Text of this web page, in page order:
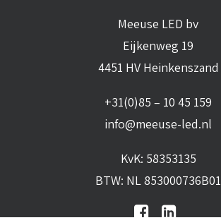
Meeuse LED bv
Eijkenweg 19
4451 HV Heinkenszand
+31(0)85 – 10 45 159
info@meeuse-led.nl
KvK: 58353135
BTW: NL 853000736B01